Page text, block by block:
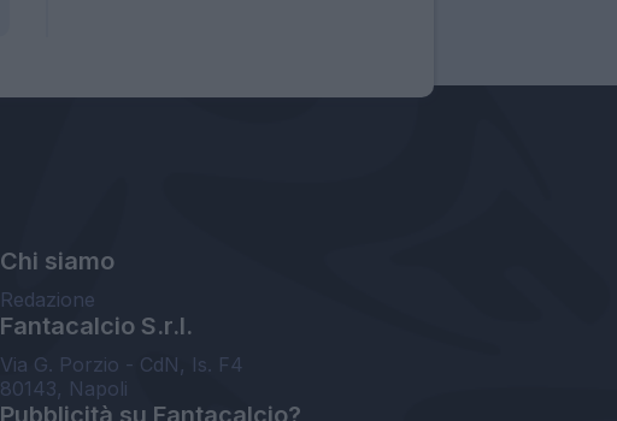
Chi siamo
Redazione
Fantacalcio S.r.l.
Via G. Porzio - CdN, Is. F4
80143, Napoli